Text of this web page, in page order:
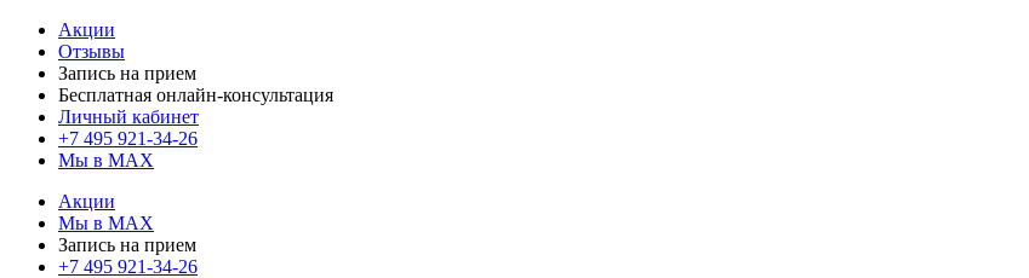
Акции
Отзывы
Запись на прием
Бесплатная онлайн-консультация
Личный кабинет
+7 495 921-34-26
Мы в MAX
Акции
Мы в MAX
Запись на прием
+7 495 921-34-26